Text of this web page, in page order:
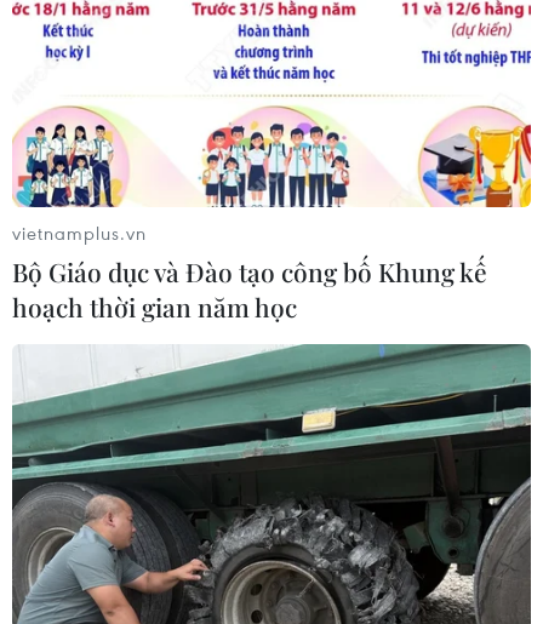
Liên đoàn Arab lên án kế hoạch sáp nhập
Bờ Tây của Israel
11/06/2020 23:30
Liên đoàn Arab lên án việc Israel sáp nhập các vùng
lãnh thổ chiếm đóng ở khu Bờ Tây, trong khi một số
nước châu Âu bày tỏ sự ủng hộ đối với nhà nước
Palestine.
vietnamplus.vn
Bộ Giáo dục và Đào tạo công bố Khung kế
hoạch thời gian năm học